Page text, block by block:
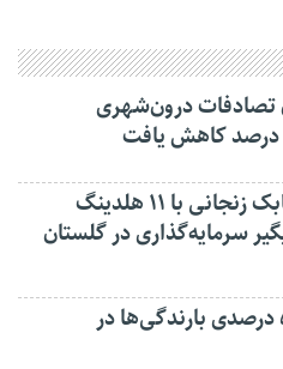
تصادفات درون‌شهری
استاندار: بابک زنجانی با ۱۱ هلدینگ
سرمایه‌گذاری در گلستان
افزایش ۵۳ درصدی بارندگی‌ها در